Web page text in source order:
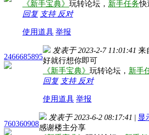
《新手宝典》 玩转论坛， 新手任务快
回复 支持 反对
使用道具 举报
2466685895
发表于 2023-2-7 11:01:41 来
好就行想你即可
《新手宝典》 玩转论坛， 新手
回复 支持 反对
使用道具 举报
760360908
发表于 2023-6-2 08:17:41 | 显
感谢楼主分享